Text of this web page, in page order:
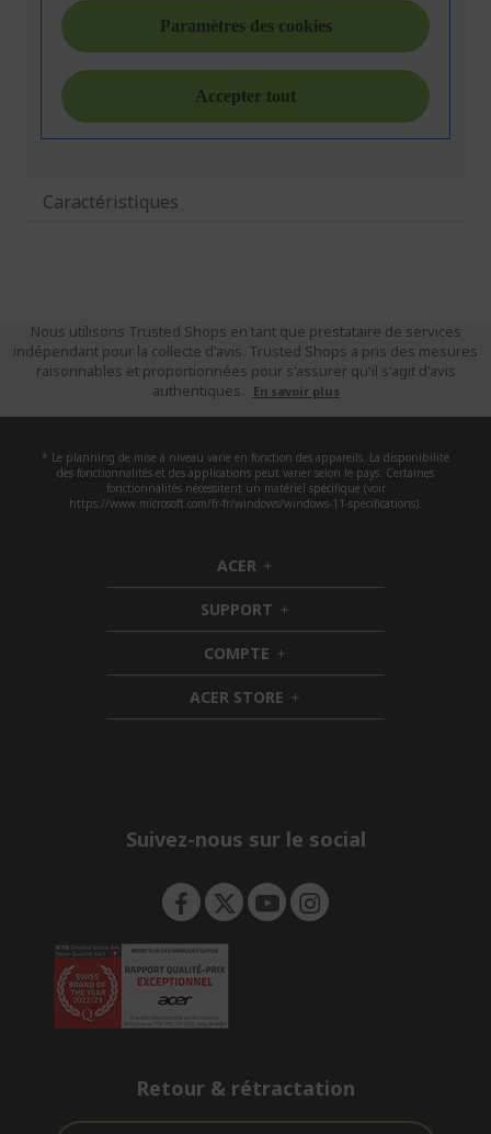
Nous utilisons Trusted Shops en tant que prestataire de services
indépendant pour la collecte d'avis. Trusted Shops a pris des mesures
raisonnables et proportionnées pour s'assurer qu'il s'agit d'avis
authentiques.
En savoir plus
* Le planning de mise à niveau varie en fonction des appareils. La disponibilité
des fonctionnalités et des applications peut varier selon le pays. Certaines
fonctionnalités nécessitent un matériel spécifique (voir
https://www.microsoft.com/fr-fr/windows/windows-11-specifications).
ACER h
i
d
d
e
n
SUPPORT h
i
d
d
e
n
COMPTE h
i
d
d
ACER STORE h
i
Suivez-nous sur le social
Retour & rétractation